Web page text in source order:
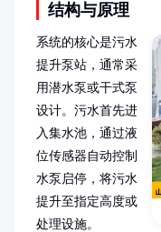
结构与原理
系统的核心是污水
提升泵站，通常采
用潜水泵或干式泵
设计。污水首先进
入集水池，通过液
位传感器自动控制
水泵启停，将污水
提升至指定高度或
处理设施。